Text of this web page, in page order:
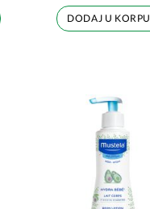
DODAJ U KORPU